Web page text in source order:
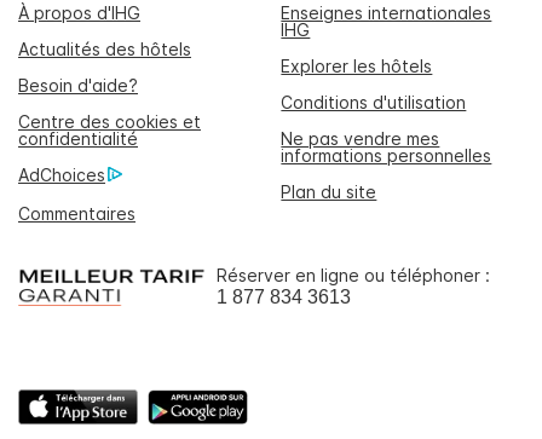
À propos d'IHG
Enseignes internationales
IHG
Actualités des hôtels
Explorer les hôtels
Besoin d'aide?
Conditions d'utilisation
Centre des cookies et
confidentialité
Ne pas vendre mes
informations personnelles
AdChoices
Plan du site
Commentaires
Réserver en ligne ou téléphoner :
1 877 834 3613